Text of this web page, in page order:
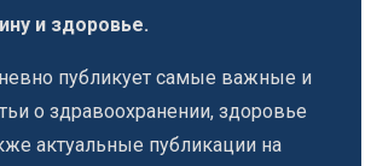
и здоровье.
публикует самые важные и
о здравоохранении, здоровье
актуальные публикации на